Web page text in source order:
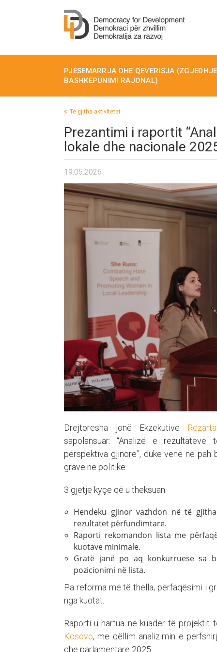
PJESEMARRJA DHE QEVERISJA
BASHKËPUNIMI RAJONAL)
Te gjitha aktivitetet
Prezantimi i raportit
lokale dhe nacionale
19.05.2026
Drejtoresha jonë Ekzekutive
sapolansuar: “Analizë e
perspektiva gjinore”, duke vënë në
grave në politikë.
3 gjetje kyçe që u theksuan:
Hendeku gjinor vazhdon në të
rezultatet përfundimtare.
Raporti rekomandon lista me
kuotave minimale.
Gratë janë po aq konkurruese sa
pozicionimi në lista.
Pa reforma më të thella, përfaqësimi i
nga kuotat.
Raporti u hartua në kuadër të projektit
Kosovo, me qëllim analizimin e
dhe parlamentare 2025.